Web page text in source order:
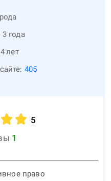
года
лет
405
5
1
право